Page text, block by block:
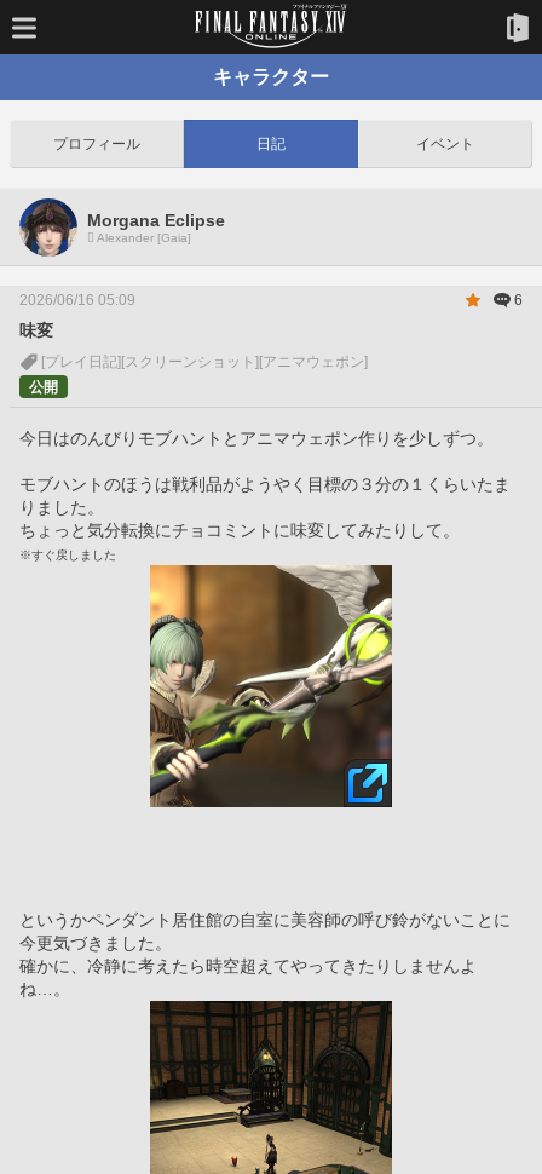
キャラクター
プロフィール 日記 イベント
Morgana Eclipse
Alexander [Gaia]
2026/06/16 05:09 6
味変
[プレイ日記] [スクリーンショット] [アニマウェポン]
公開
今日はのんびりモブハントとアニマウェポン作りを少しずつ。
モブハントのほうは戦利品がようやく目標の３分の１くらいたま
りました。
ちょっと気分転換にチョコミントに味変してみたりして。
※すぐ戻しました
というかペンダント居住館の自室に美容師の呼び鈴がないことに
今更気づきました。
確かに、冷静に考えたら時空超えてやってきたりしませんよ
ね…。